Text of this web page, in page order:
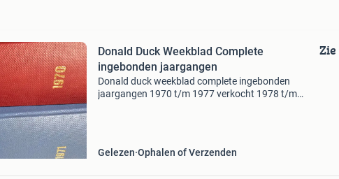
Donald Duck Weekblad Complete
ingebonden jaargangen
Donald duck weekblad complete ingebonden
jaargangen 1970 t/m 1977 verkocht 1978 t/m
Gelezen Ophalen of Verzenden